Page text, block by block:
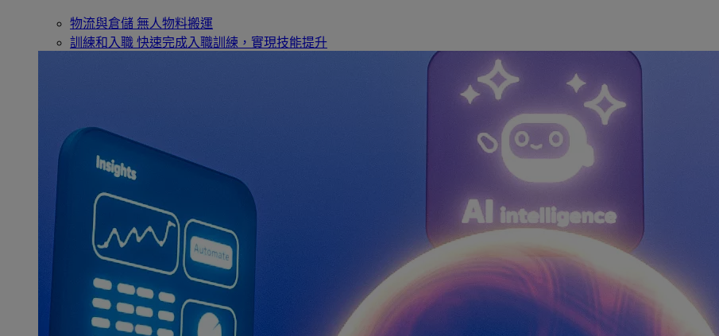
物流與倉儲 無人物料搬運
訓練和入職 快速完成入職訓練，實現技能提升